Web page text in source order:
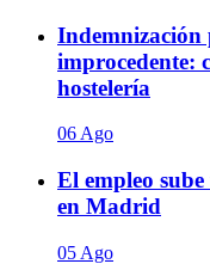
Indemnización
improcedente:
hostelería
06 Ago
El empleo
en Madrid
05 Ago